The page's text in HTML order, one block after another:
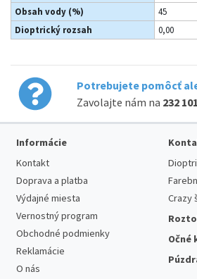
Obsah vody (%)
45
Dioptrický rozsah
0,00
Potrebujete pomôcť
Zavolajte nám na 232
Informácie
Kontakt
Doprava a platba
Výdajné miesta
Vernostný program
Obchodné podmienky
Reklamácie
O nás
Crazy
Očné